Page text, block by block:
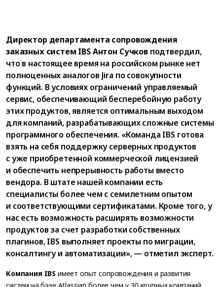
Директор департамента сопровождения
заказных систем IBS Антон Сучков подтвердил,
что в настоящее время на российском рынке нет
полноценных аналогов Jira по совокупности
функций. В условиях ограничений управляемый
сервис, обеспечивающий бесперебойную работу
этих продуктов, является оптимальным выходом
для компаний, разрабатывающих сложные системы
программного обеспечения. «Команда IBS готова
взять на себя поддержку серверных продуктов
с уже приобретенной коммерческой лицензией
и обеспечить непрерывность работы вместо
вендора. В штате нашей компании есть
специалисты более чем с семилетним опытом
и соответствующими сертификатами. Кроме того, у
нас есть возможность расширять возможности
продуктов за счет разработки собственных
плагинов, IBS выполняет проекты по миграции,
консалтингу и автоматизации», — отметил эксперт.
Компания IBS имеет опыт сопровождения и развития
систем на базе Atlassian более чем у 30 крупных компаний.